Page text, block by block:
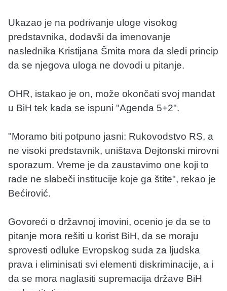
Ukazao je na podrivanje uloge visokog
predstavnika, dodavši da imenovanje
naslednika Kristijana Šmita mora da sledi princip
da se njegova uloga ne dovodi u pitanje.
OHR, istakao je on, može okončati svoj mandat
u BiH tek kada se ispuni "Agenda 5+2".
"Moramo biti potpuno jasni: Rukovodstvo RS, a
ne visoki predstavnik, uništava Dejtonski mirovni
sporazum. Vreme je da zaustavimo one koji to
rade ne slabeči institucije koje ga štite", rekao je
Bećirović.
Govoreći o državnoj imovini, ocenio je da se to
pitanje mora rešiti u korist BiH, da se moraju
sprovesti odluke Evropskog suda za ljudska
prava i eliminisati svi elementi diskriminacije, a i
da se mora naglasiti supremacija države BiH